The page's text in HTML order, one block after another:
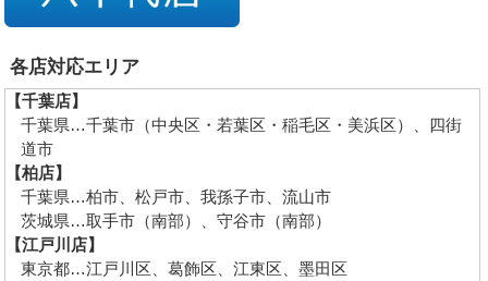
各店対応エリア
【千葉店】
千葉県…千葉市（中央区・若葉区・稲毛区・美浜区）、四街
道市
【柏店】
千葉県…柏市、松戸市、我孫子市、流山市
茨城県…取手市（南部）、守谷市（南部）
【江戸川店】
東京都…江戸川区、葛飾区、江東区、墨田区